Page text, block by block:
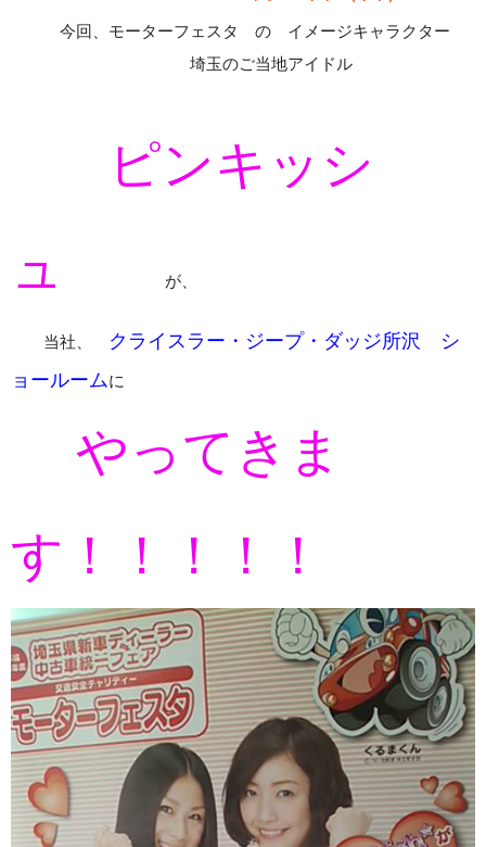
今回、モーターフェスタ の イメージキャラクター
埼玉のご当地アイドル
ピンキッシ
ュ
が、
当社、
クライスラー・ジープ・ダッジ所沢 シ
ョールームに
やってきま
す！！！！！